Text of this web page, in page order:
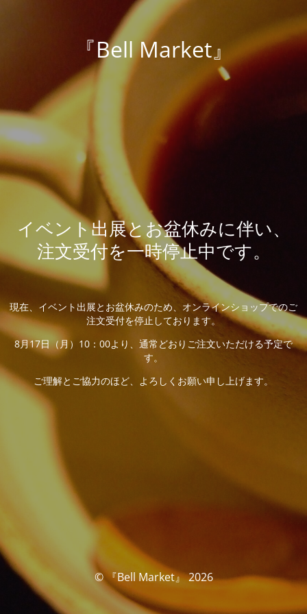
『Bell Market』
イベント出展とお盆休みに伴い、
注文受付を一時停止中です。
現在、イベント出展とお盆休みのため、オンラインショップでのご
注文受付を停止しております。
8月17日（月）10：00より、通常どおりご注文いただける予定で
す。
ご理解とご協力のほど、よろしくお願い申し上げます。
© 『Bell Market』 2026